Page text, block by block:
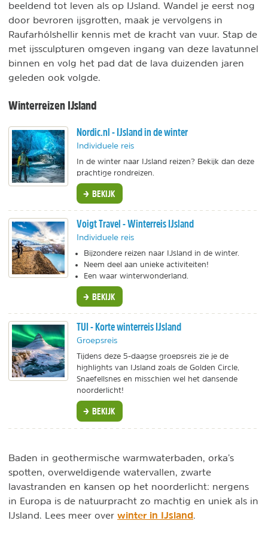
beeldend tot leven als op IJsland. Wandel je eerst nog
door bevroren ijsgrotten, maak je vervolgens in
Raufarhólshellir kennis met de kracht van vuur. Stap de
met ijssculpturen omgeven ingang van deze lavatunnel
binnen en volg het pad dat de lava duizenden jaren
geleden ook volgde.
Winterreizen IJsland
Nordic.nl - IJsland in de winter
Individuele reis
In de winter naar IJsland reizen? Bekijk dan deze
prachtige rondreizen.
BEKIJK
Voigt Travel - Winterreis IJsland
Individuele reis
Bijzondere reizen naar IJsland in de winter.
Neem deel aan unieke activiteiten!
Een waar winterwonderland.
BEKIJK
TUI - Korte winterreis IJsland
Groepsreis
Tijdens deze 5-daagse groepsreis zie je de
highlights van IJsland zoals de Golden Circle,
Snaefellsnes en misschien wel het dansende
noorderlicht!
BEKIJK
Baden in geothermische warmwaterbaden, orka’s
spotten, overweldigende watervallen, zwarte
lavastranden en kansen op het noorderlicht: nergens
in Europa is de natuurpracht zo machtig en uniek als in
IJsland. Lees meer over winter in IJsland